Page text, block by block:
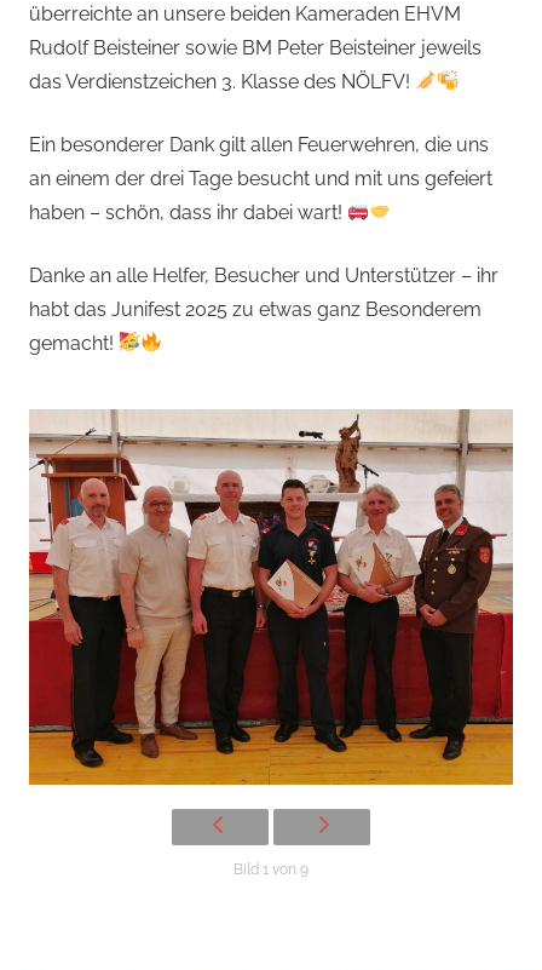
überreichte an unsere beiden Kameraden EHVM
Rudolf Beisteiner sowie BM Peter Beisteiner jeweils
das Verdienstzeichen 3. Klasse des NÖLFV!
Ein besonderer Dank gilt allen Feuerwehren, die uns
an einem der drei Tage besucht und mit uns gefeiert
haben – schön, dass ihr dabei wart!
Danke an alle Helfer, Besucher und Unterstützer – ihr
habt das Junifest 2025 zu etwas ganz Besonderem
gemacht!
Bild 1 von 9